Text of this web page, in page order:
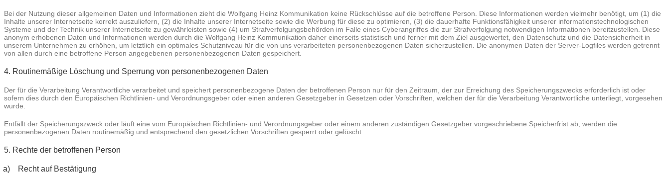
Bei der Nutzung dieser allgemeinen Daten und Informationen zieht die Wolfgang Heinz Kommunikation keine Rückschlüsse auf die betroffene Person. Diese Informationen werden vielmehr benötigt, um (1) die
Inhalte unserer Internetseite korrekt auszuliefern, (2) die Inhalte unserer Internetseite sowie die Werbung für diese zu optimieren, (3) die dauerhafte Funktionsfähigkeit unserer informationstechnologischen
Systeme und der Technik unserer Internetseite zu gewährleisten sowie (4) um Strafverfolgungsbehörden im Falle eines Cyberangriffes die zur Strafverfolgung notwendigen Informationen bereitzustellen. Diese
anonym erhobenen Daten und Informationen werden durch die Wolfgang Heinz Kommunikation daher einerseits statistisch und ferner mit dem Ziel ausgewertet, den Datenschutz und die Datensicherheit in
unserem Unternehmen zu erhöhen, um letztlich ein optimales Schutzniveau für die von uns verarbeiteten personenbezogenen Daten sicherzustellen. Die anonymen Daten der Server-Logfiles werden getrennt
von allen durch eine betroffene Person angegebenen personenbezogenen Daten gespeichert.
4. Routinemäßige Löschung und Sperrung von personenbezogenen Daten
Der für die Verarbeitung Verantwortliche verarbeitet und speichert personenbezogene Daten der betroffenen Person nur für den Zeitraum, der zur Erreichung des Speicherungszwecks erforderlich ist oder
sofern dies durch den Europäischen Richtlinien- und Verordnungsgeber oder einen anderen Gesetzgeber in Gesetzen oder Vorschriften, welchen der für die Verarbeitung Verantwortliche unterliegt, vorgesehen
wurde.
Entfällt der Speicherungszweck oder läuft eine vom Europäischen Richtlinien- und Verordnungsgeber oder einem anderen zuständigen Gesetzgeber vorgeschriebene Speicherfrist ab, werden die
personenbezogenen Daten routinemäßig und entsprechend den gesetzlichen Vorschriften gesperrt oder gelöscht.
5. Rechte der betroffenen Person
a) Recht auf Bestätigung